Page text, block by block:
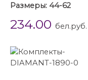
Размеры: 44-62
234.00 бел.руб.